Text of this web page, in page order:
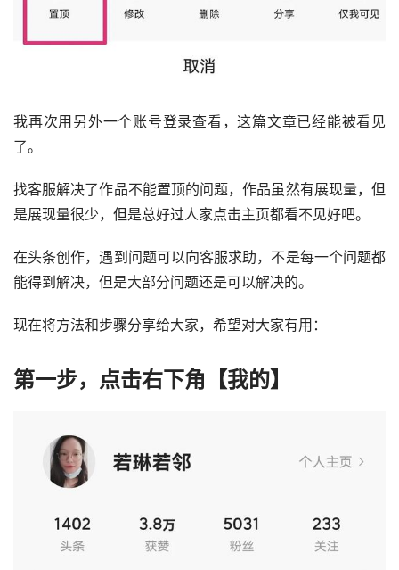
我再次用另外一个账号登录查看，这篇文章已经能被看见
了。
找客服解决了作品不能置顶的问题，作品虽然有展现量，但
是展现量很少，但是总好过人家点击主页都看不见好吧。
在头条创作，遇到问题可以向客服求助，不是每一个问题都
能得到解决，但是大部分问题还是可以解决的。
现在将方法和步骤分享给大家，希望对大家有用：
第一步，点击右下角【我的】